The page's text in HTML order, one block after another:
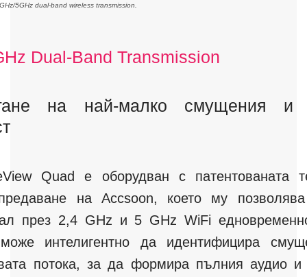
5GHz dual-band wireless transmission.
Dual-Band Transmission
на най-малко смущения и
Quad е оборудван с патентованата
на Accsoon, което му
през 2,4 GHz и 5 GHz WiFi
интелигентно да идентифицира
потока, за да формира пълния аудио и